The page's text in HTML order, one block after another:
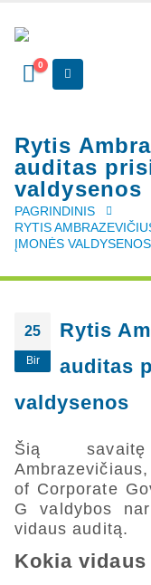
0
Rytis
auditas
valdysenos
PAGRINDINIS
RYTIS
ĮMONĖS VALDYSENOS
25
Bir
Rytis
auditas
valdysenos
Šią
of Corporate
G valdybos
vidaus auditą.
Kokia